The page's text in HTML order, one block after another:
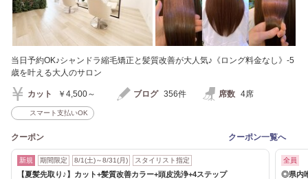
当日予約OK♪シャンドラ縮毛矯正と髪質改善が大人気♪《ロング料金なし》-5
歳を叶える大人のサロン
カット ￥4,500～ ブログ 356件 席数 4席
スマート支払いOK
クーポン クーポン一覧へ
新規 期間限定 8/1(土)～8/31(月) スタイリスト指定
【夏髪先取り♪】カット+髪質改善カラー+頭皮洗浄+4ステップ
全員
◎県内